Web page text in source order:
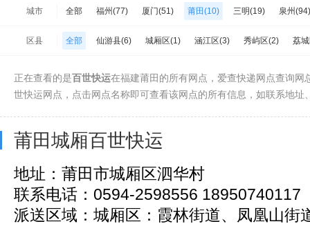
安能物流(80) 苏宁快递(5) 全一快递(2) 华宇物流(11)
佳吉快运(6) 亚风快递(9) 佳怡物流(1) 新邦物流(10)
江西 山东
云南 西藏
台湾省 香港 澳门
城市 全部 福州(77) 厦门(51) 莆田(10) 三明(19) 泉州(94)
南平(23)
区县
全部 仙游县(6) 城厢区(1) 涵江区(3) 秀屿区(2) 荔
正在查看的是百世快运在福建莆田的所有网点，爱查快递网点查询网
世快运网点，点击网点名称即可查看该网点的所有信息，如联系地址
莆田城厢百世快运
地址：莆田市城厢区泗华村
联系电话：0594-2598556 18950740117
派送区域：城厢区：霞林街道、凤凰山街